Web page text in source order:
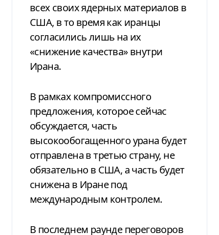
всех своих ядерных материалов в
США, в то время как иранцы
согласились лишь на их
«снижение качества» внутри
Ирана.
В рамках компромиссного
предложения, которое сейчас
обсуждается, часть
высокообогащенного урана будет
отправлена ​​в третью страну, не
обязательно в США, а часть будет
снижена в Иране под
международным контролем.
В последнем раунде переговоров